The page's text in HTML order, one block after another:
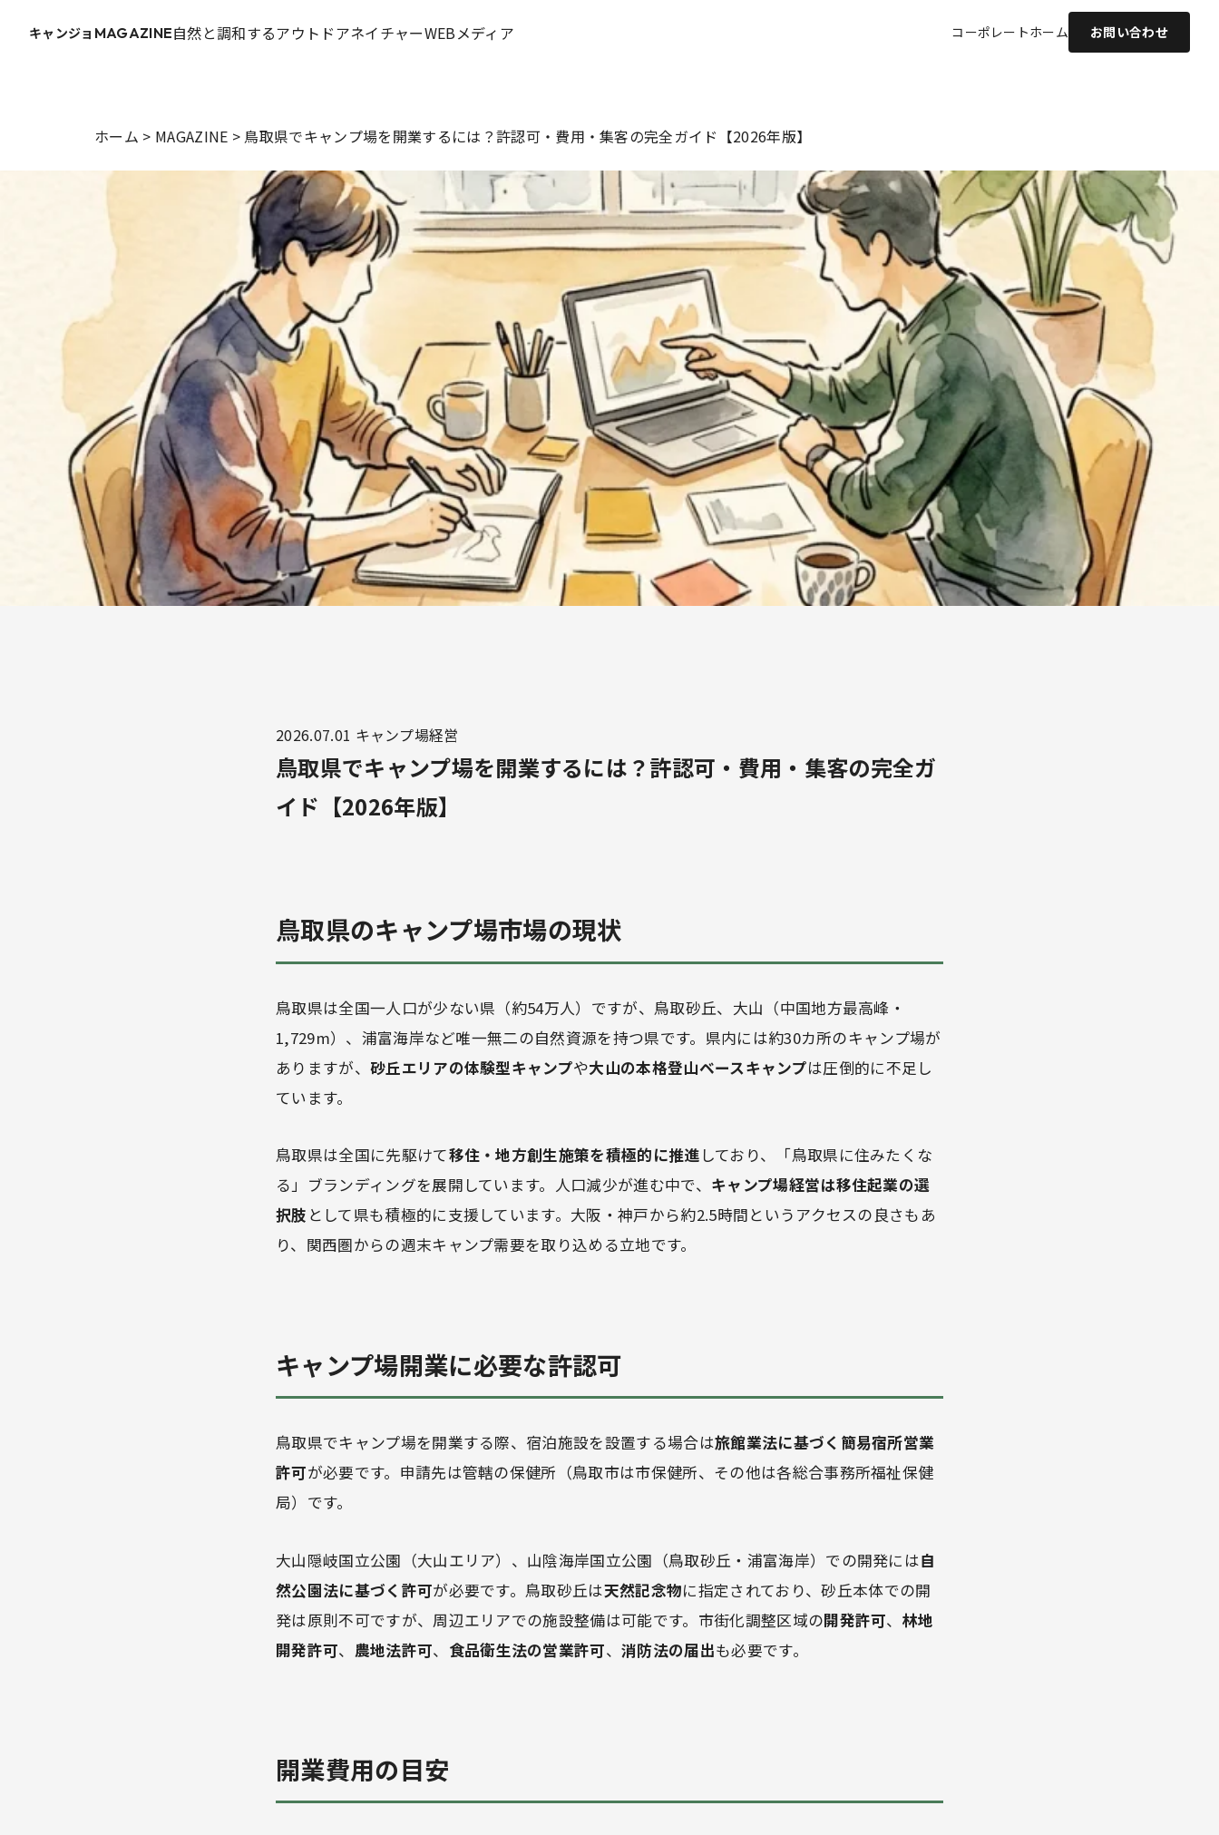
キャンジョ MAGAZINE自然と調和するアウトドアネイチャーWEBメディア コーポレートホーム お問い合わせ
ホーム > MAGAZINE > 鳥取県でキャンプ場を開業するには？許認可・費用・集客の完全ガイド【2026年版】
2026.07.01 キャンプ場経営
鳥取県でキャンプ場を開業するには？許認可・費用・集客の完全ガ
イド【2026年版】
鳥取県のキャンプ場市場の現状
鳥取県は全国一人口が少ない県（約54万人）ですが、鳥取砂丘、大山（中国地方最高峰・
1,729m）、浦富海岸など唯一無二の自然資源を持つ県です。県内には約30カ所のキャンプ場が
ありますが、 砂丘エリアの体験型キャンプや大山の本格登山ベースキャンプは圧倒的に不足し
ています。
鳥取県は全国に先駆けて移住・地方創生施策を積極的に推進 しており、「鳥取県に住みたくな
る」ブランディングを展開しています。人口減少が進む中で、 キャンプ場経営は移住起業の選
択肢 として県も積極的に支援しています。大阪・神戸から約2.5時間というアクセスの良さもあ
り、関西圏からの週末キャンプ需要を取り込める立地です。
キャンプ場開業に必要な許認可
鳥取県でキャンプ場を開業する際、宿泊施設を設置する場合は旅館業法に基づく簡易宿所営業
許可が必要です。申請先は管轄の保健所（鳥取市は市保健所、その他は各総合事務所福祉保健
局）です。
大山隠岐国立公園（大山エリア）、山陰海岸国立公園（鳥取砂丘・浦富海岸）での開発には自
然公園法に基づく許可が必要です。鳥取砂丘は天然記念物に指定されており、砂丘本体での開
発は原則不可ですが、周辺エリアでの施設整備は可能です。市街化調整区域の開発許可、 林地
開発許可、 農地法許可、 食品衛生法の営業許可、消防法の届出も必要です。
開業費用の目安